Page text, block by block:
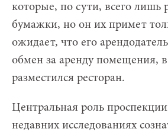
которые, по сути, всего лишь
бумажки, но он их примет
ожидает, что его
обмен за аренду помещения,
разместился ресторан.
Центральная роль
недавних исследованиях